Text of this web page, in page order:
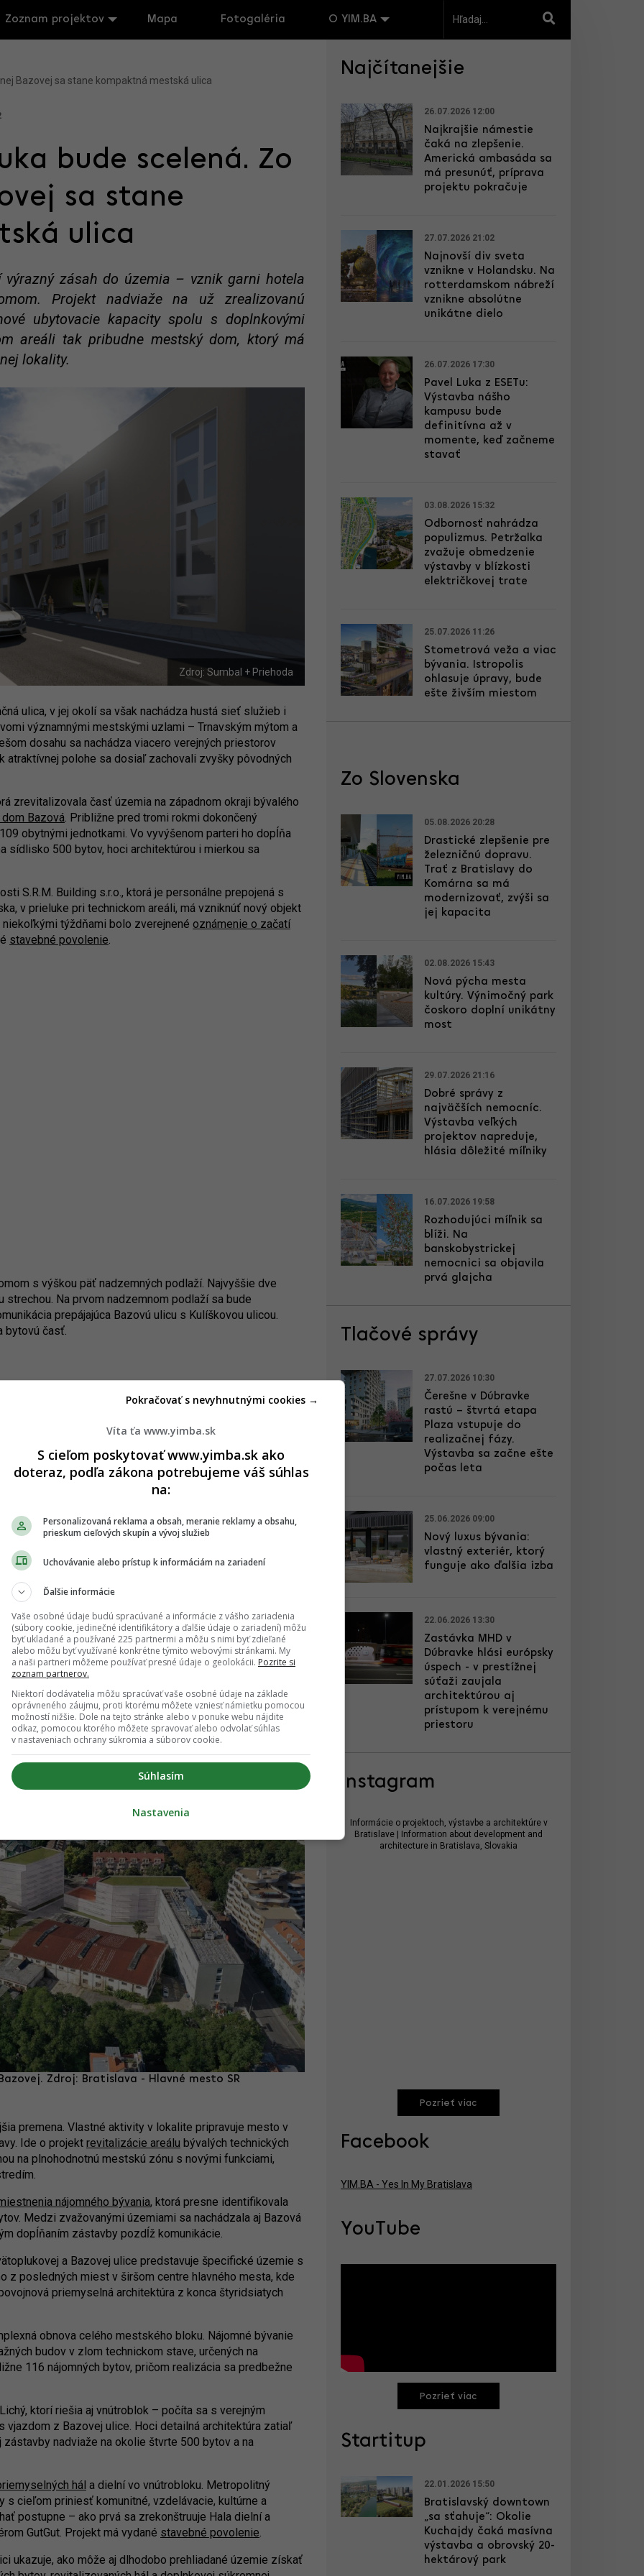
Zoznam projektov Mapa Fotogaléria O YIM.BA
Bazovej sa stane kompaktná mestská ulica
bude scelená. Zo
sa stane
ulica
zásah do územia – vznik garni hotela
Projekt nadviaže na už zrealizovanú
ubytovacie kapacity spolu s doplnkovými
areáli tak pribudne mestský dom, ktorý má
lokality.
Zdroj: Sumbal + Priehoda
ulica, v jej okolí sa však nachádza hustá sieť služieb i
významnými mestskými uzlami – Trnavským mýtom a
dosahu sa nachádza viacero verejných priestorov
atraktívnej polohe sa dosiaľ zachovali zvyšky pôvodných
zrevitalizovala časť územia na západnom okraji bývalého
Bazová. Približne pred tromi rokmi dokončený
obytnými jednotkami. Vo vyvýšenom parteri ho dopĺňa
sídlisko 500 bytov, hoci architektúrou i mierkou sa
S.R.M. Building s.r.o., ktorá je personálne prepojená s
v prieluke pri technickom areáli, má vzniknúť nový objekt
týždňami bolo zverejnené oznámenie o začatí
stavebné povolenie.
s výškou päť nadzemných podlaží. Najvyššie dve
Na prvom nadzemnom podlaží sa bude
prepájajúca Bazovú ulicu s Kulíškovou ulicou.
bytovú časť.
Sumbal + Priehoda
Z haly sa návštevníci dostanú do reštaurácie i do
prepoja všetky podlažia vrátane podzemnej garáže.
Izby budú umiestnené na druhom a treťom podlaží,
jednotky (viacizbové bunky), kotolňu a kancelárie pre
priestoru, z ktorého povedie vstup aj do
a kobkami. Na prvom podlaží sa má nachádzať
hospodárstva. Byty a apartmány vzniknú na
– sedem bytov a štyri apartmány.
Koncept pracuje s mierkou prispôsobenou
Hoci nejde o rozsiahlu výstavbu, projekt prirodzene
stranu Bazovej ulice do ucelenejšej podoby.
Zdroj: Bratislava - Hlavné mesto SR
premena. Vlastné aktivity v lokalite pripravuje mesto v
Ide o projekt revitalizácie areálu bývalých technických
na plnohodnotnú mestskú zónu s novými funkciami,
nájomného bývania, ktorá presne identifikovala
Medzi zvažovanými územiami sa nachádzala aj Bazová
dopĺňaním zástavby pozdĺž komunikácie.
a Bazovej ulice predstavuje špecifické územie s
z posledných miest v širšom centre hlavného mesta, kde
priemyselná architektúra z konca štyridsiatych
obnova celého mestského bloku. Nájomné bývanie
budov v zlom technickom stave, určených na
116 nájomných bytov, pričom realizácia sa predbežne
ktorí riešia aj vnútroblok – počíta sa s verejným
vjazdom z Bazovej ulice. Hoci detailná architektúra zatiaľ
nadviaže na okolie štvrte 500 bytov a na
hál a dielní vo vnútrobloku. Metropolitný
s cieľom priniesť komunitné, vzdelávacie, kultúrne a
postupne – ako prvá sa zrekonštruuje Hala dielní a
GutGut. Projekt má vydané stavebné povolenie.
ukazuje, ako môže aj dlhodobo prehliadané územie získať
Najčítanejšie
26.07.2026 12:00
Najkrajšie námestie
čaká na zlepšenie.
Americká ambasáda sa
má presunúť, príprava
projektu pokračuje
27.07.2026 21:02
Najnovší div sveta
vznikne v Holandsku. Na
rotterdamskom nábreží
vznikne absolútne
unikátne dielo
26.07.2026 17:30
Pavel Luka z ESETu:
Výstavba nášho
kampusu bude
definitívna až v
momente, keď začneme
stavať
03.08.2026 15:32
Odbornosť nahrádza
populizmus. Petržalka
zvažuje obmedzenie
výstavby v blízkosti
električkovej trate
25.07.2026 11:26
Stometrová veža a viac
bývania. Istropolis
ohlasuje úpravy, bude
ešte živším miestom
Zo Slovenska
05.08.2026 20:28
Drastické zlepšenie pre
železničnú dopravu.
Trať z Bratislavy do
Komárna sa má
modernizovať, zvýši sa
jej kapacita
02.08.2026 15:43
Nová pýcha mesta
kultúry. Výnimočný park
čoskoro doplní unikátny
most
29.07.2026 21:16
Dobré správy z
najväčších nemocníc.
Výstavba veľkých
projektov napreduje,
hlásia dôležité míľniky
16.07.2026 19:58
Rozhodujúci míľnik sa
blíži. Na
banskobystrickej
nemocnici sa objavila
prvá glajcha
Tlačové správy
27.07.2026 10:30
Čerešne v Dúbravke
rastú – štvrtá etapa
Plaza vstupuje do
realizačnej fázy.
Výstavba sa začne ešte
počas leta
25.06.2026 09:00
Nový luxus bývania:
vlastný exteriér, ktorý
funguje ako ďalšia izba
22.06.2026 13:30
Zastávka MHD v
Dúbravke hlási európsky
úspech - v prestížnej
súťaži zaujala
architektúrou aj
prístupom k verejnému
priestoru
Instagram
Informácie o projektoch, výstavbe a architektúre v
Bratislave | Information about development and
architecture in Bratislava, Slovakia
Pozrieť viac
Facebook
YIM.BA - Yes In My Bratislava
YouTube
Pozrieť viac
Startitup
22.01.2026 15:50
Bratislavský downtown
„sa sťahuje“: Okolie
Kuchajdy čaká masívna
výstavba a obrovský 20-
hektárový park
Víta ťa www.yimba.sk
S cieľom poskytovať www.yimba.sk ako
doteraz, podľa zákona potrebujeme váš súhlas
na:
Personalizovaná reklama a obsah, meranie reklamy a obsahu,
prieskum cieľových skupín a vývoj služieb
Uchovávanie alebo prístup k informáciám na zariadení
Ďalšie informácie
Vaše osobné údaje budú spracúvané a informácie z vášho zariadenia
(súbory cookie, jedinečné identifikátory a ďalšie údaje o zariadení) môžu
byť ukladané a používané 225 partnermi a môžu s nimi byť zdieľané
alebo môžu byť využívané konkrétne týmito webovými stránkami. My
a naši partneri môžeme používať presné údaje o geolokácii. Pozrite si
zoznam partnerov.
Niektorí dodávatelia môžu spracúvať vaše osobné údaje na základe
oprávneného záujmu, proti ktorému môžete vzniesť námietku pomocou
možností nižšie. Dole na tejto stránke alebo v ponuke webu nájdite
odkaz, pomocou ktorého môžete spravovať alebo odvolať súhlas
v nastaveniach ochrany súkromia a súborov cookie.
Súhlasím
Pokračovať s nevyhnutnými cookies →
Nastavenia